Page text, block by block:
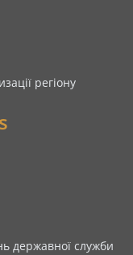
регіону
державної служби